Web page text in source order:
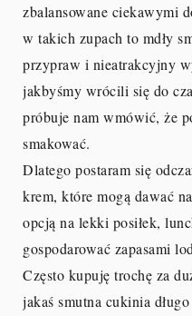
zbalansowane ciekawymi
w takich zupach to mdły
przypraw i nieatrakcyjny
jakbyśmy wrócili się do
próbuje nam wmówić, że
smakować.
Dlatego postaram się
krem, które mogą dawać
opcją na lekki posiłek,
gospodarować zapasami
Często kupuję trochę za
jakaś smutna cukinia